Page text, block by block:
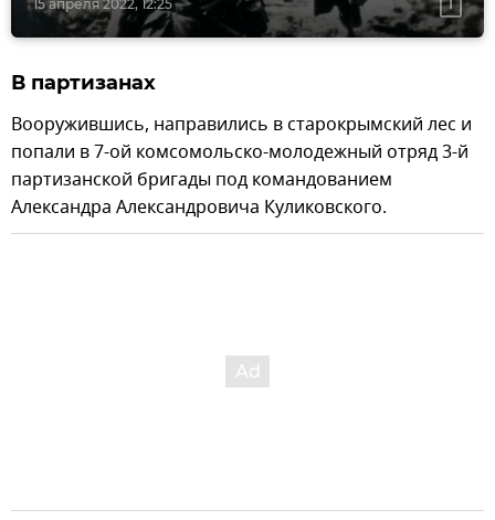
15 апреля 2022, 12:25
В партизанах
Вооружившись, направились в cтарокрымский лес и
попали в 7-ой комсомольско-молодежный отряд 3-й
партизанской бригады под командованием
Александра Александровича Куликовского.